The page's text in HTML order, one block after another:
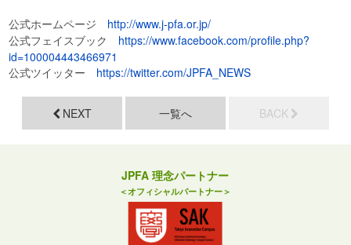
公式ホームページ http://www.j-pfa.or.jp/
公式フェイスブック https://www.facebook.com/profile.php?
id=100004443466971
公式ツイッター https://twitter.com/JPFA_NEWS
NEXT 一覧へ BACK
JPFA 理念パートナー
＜オフィシャルパートナー＞